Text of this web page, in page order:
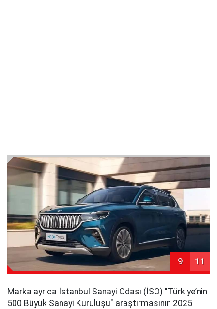
9 11
Marka ayrıca İstanbul Sanayi Odası (İSO) "Türkiye’nin
500 Büyük Sanayi Kuruluşu" araştırmasının 2025